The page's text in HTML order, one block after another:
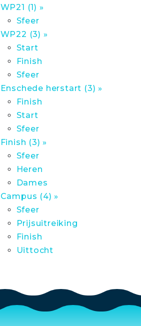
WP21 (1) »
Sfeer
WP22 (3) »
Start
Finish
Sfeer
Enschede herstart (3) »
Finish
Start
Sfeer
Finish (3) »
Sfeer
Heren
Dames
Campus (4) »
Sfeer
Prijsuitreiking
Finish
Uittocht